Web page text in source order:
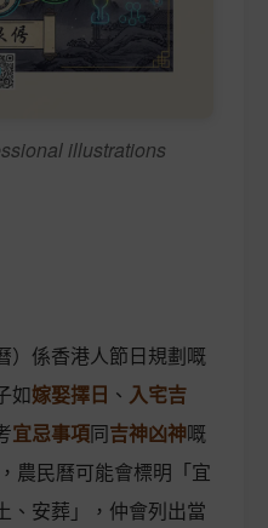
illustrations
）係香港人節日規劃嘅
如嫁娶擇日 、 入宅吉
宜忌事項同吉神凶神嘅
農民曆可能會標明「宜
、安葬」，仲會列出當